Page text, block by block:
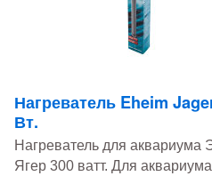
Нагреватель Eheim
Вт.
Нагреватель для аквариума
Ягер 300 ватт. Для